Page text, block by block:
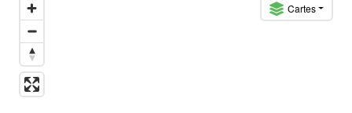
Cartes